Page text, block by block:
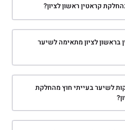
קראטין ראשון לציון?
לציון מתאימה לשיער
לשיער בעייתי חוץ מהחלקת